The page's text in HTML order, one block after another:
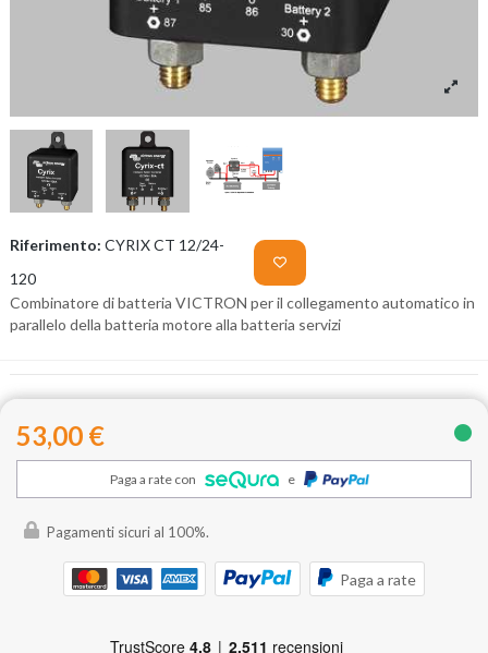
Riferimento: CYRIX CT 12/24-
120
Combinatore di batteria VICTRON per il collegamento automatico in
parallelo della batteria motore alla batteria servizi
53,00 €
Paga a rate con e
Pagamenti sicuri al 100%.
Paga a rate